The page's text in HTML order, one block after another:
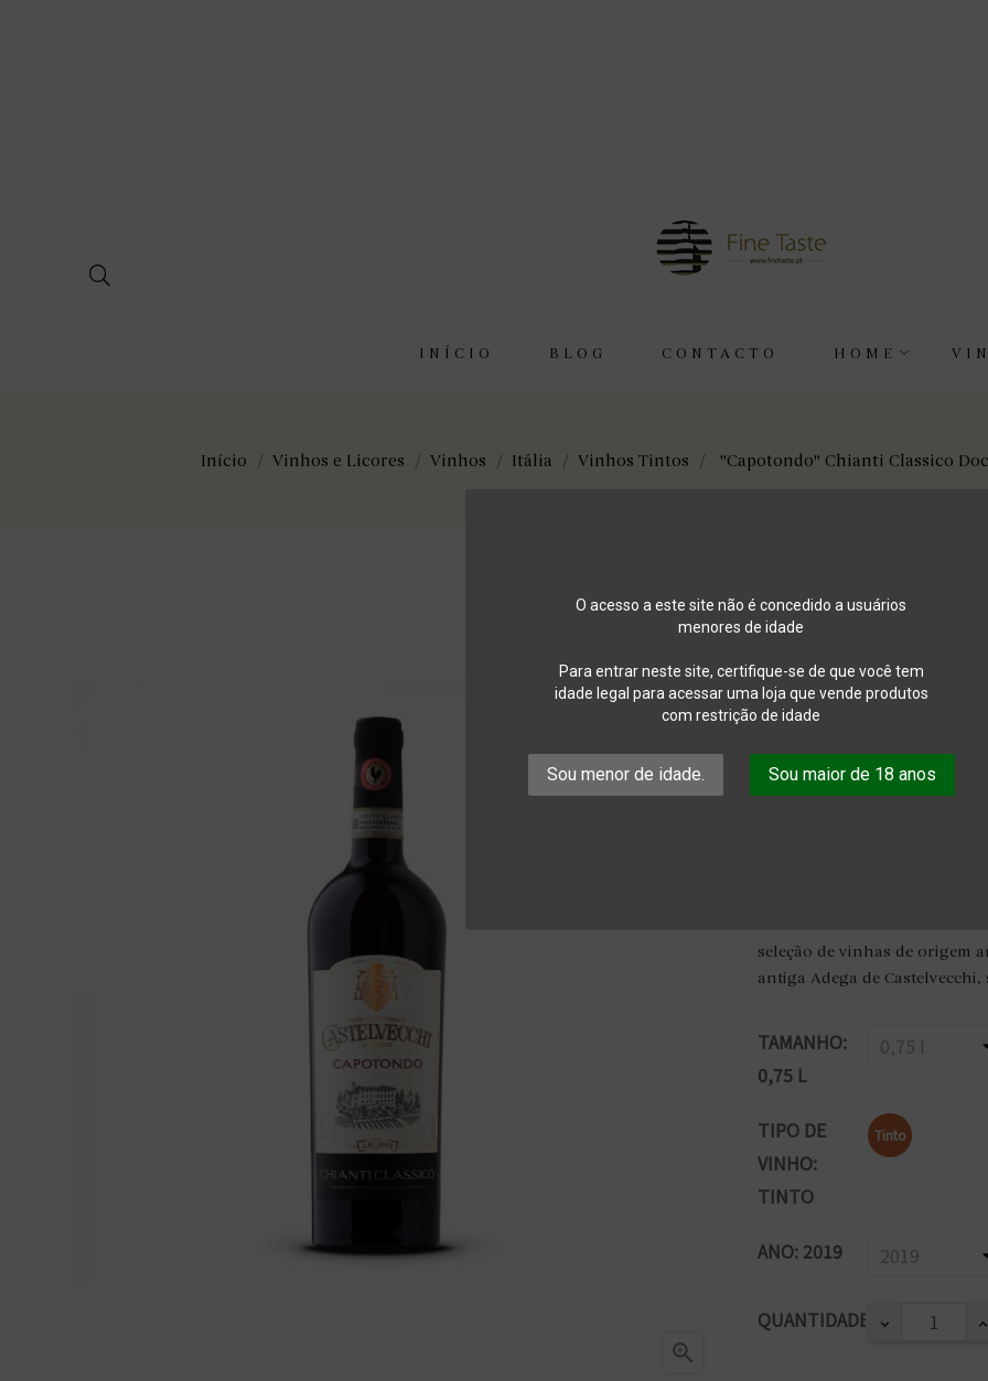
O acesso a este site não é concedido a usuários
menores de idade
Para entrar neste site, certifique-se de que você tem
idade legal para acessar uma loja que vende produtos
com restrição de idade
Sou menor de idade. Sou maior de 18 anos
INÍCIO BLOG CONTACTO HOME
Início Vinhos e Licores Vinhos Itália Vinhos Tintos "Capotondo" Chianti Classico

"Capotondo"
Premiata
Partilhar
Rating
Read reviews (3)
seleção de vinhas de origem
antiga Adega de
TAMANHO:
0,75 L
TIPO DE
VINHO:
TINTO
Tinto
ANO: 2019
QUANTIDADE